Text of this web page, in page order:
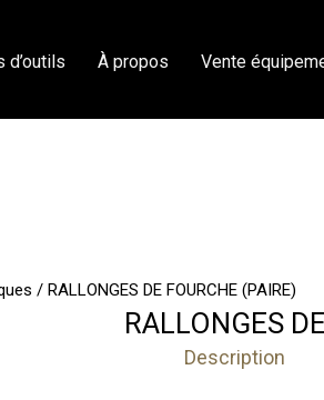
d’outils À propos Vente
/ RALLONGES DE FOURCHE (PAIRE)
RALLONGES
Description